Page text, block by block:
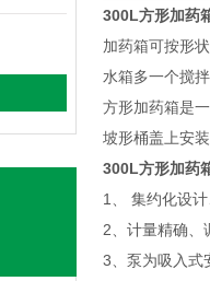
300L方形加药
加药箱可按形
水箱多一个搅
方形加药箱是
坡形桶盖上安
300L方形加药
1、 集约化设
2、计量精确、
3、泵为吸入式